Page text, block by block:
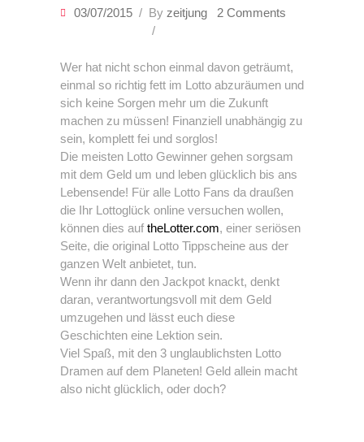
03/07/2015 By zeitjung 2 Comments
Wer hat nicht schon einmal davon geträumt,
einmal so richtig fett im Lotto abzuräumen und
sich keine Sorgen mehr um die Zukunft
machen zu müssen! Finanziell unabhängig zu
sein, komplett fei und sorglos!
Die meisten Lotto Gewinner gehen sorgsam
mit dem Geld um und leben glücklich bis ans
Lebensende! Für alle Lotto Fans da draußen
die Ihr Lottoglück online versuchen wollen,
können dies auf theLotter.com, einer seriösen
Seite, die original Lotto Tippscheine aus der
ganzen Welt anbietet, tun.
Wenn ihr dann den Jackpot knackt, denkt
daran, verantwortungsvoll mit dem Geld
umzugehen und lässt euch diese
Geschichten eine Lektion sein.
Viel Spaß, mit den 3 unglaublichsten Lotto
Dramen auf dem Planeten! Geld allein macht
also nicht glücklich, oder doch?